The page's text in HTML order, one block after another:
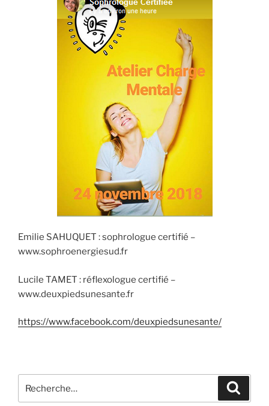
Emilie SAHUQUET : sophrologue certifié –
www.sophroenergiesud.fr
Lucile TAMET : réflexologue certifié –
www.deuxpiedsunesante.fr
https://www.facebook.com/deuxpiedsunesante/
pour